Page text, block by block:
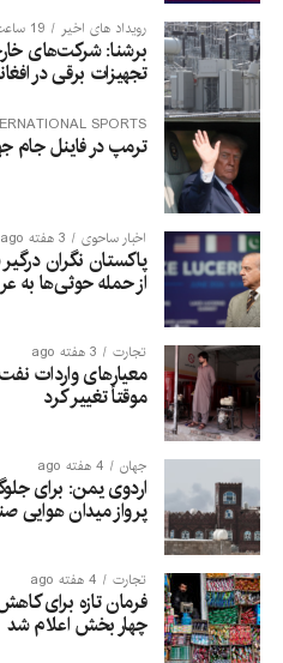
رویداد های اخیر 19 ساعت ago
برشنا: شرکت‌های
تجهیزات برقی در
SPORTS
ترمپ در فاینل جام
اخبار ساحوی 3 هفته ago
پاکستان نگران
از حمله حوثی‌ها به
تجارت 3 هفته ago
معیارهای واردات
موقتاً تغییر کرد
جهان 4 هفته ago
اردوی یمن: برای
پرواز میدان هوایی
تجارت 4 هفته ago
چهار بخش اعلام شد